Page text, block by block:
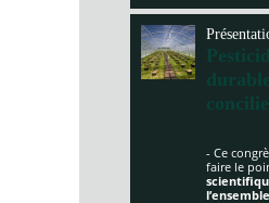
- Ce
faire le